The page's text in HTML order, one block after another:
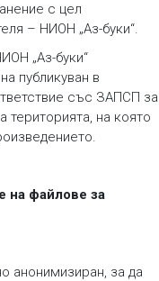
с цел
– НИОН „Аз-буки“.
„Аз-буки“
публикуван в
със ЗАПСП за
територията, на която
на файлове за
анонимизиран, за да